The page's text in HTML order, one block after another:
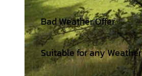
Bad Weather Offer
Suitable for any Weather